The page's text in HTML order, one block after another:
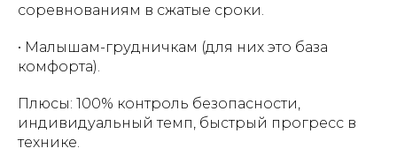
соревнованиям в сжатые сроки.
• Малышам-грудничкам (для них это база
комфорта).
Плюсы: 100% контроль безопасности,
индивидуальный темп, быстрый прогресс в
технике.